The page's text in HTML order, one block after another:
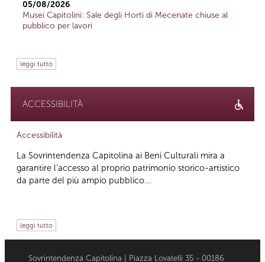
05/08/2026
Musei Capitolini: Sale degli Horti di Mecenate chiuse al
pubblico per lavori
leggi tutto
ACCESSIBILITÀ
Accessibilità
La Sovrintendenza Capitolina ai Beni Culturali mira a
garantire l’accesso al proprio patrimonio storico-artistico
da parte del più ampio pubblico...
leggi tutto
Sovrintendenza Capitolina | Piazza Lovatelli 35 - 00186